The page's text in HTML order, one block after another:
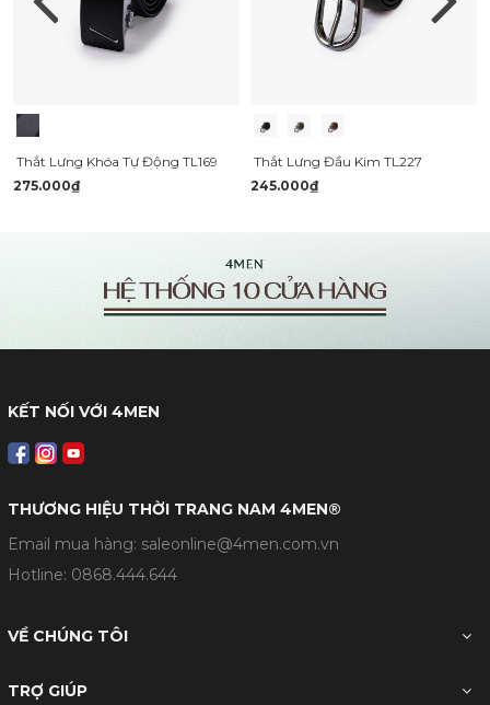
Thắt Lưng Khóa Tự Động TL169
275.000₫
Thắt Lưng Đầu Kim TL227
245.000₫
KẾT NỐI VỚI 4MEN
THƯƠNG HIỆU THỜI TRANG NAM 4MEN®
Email mua hàng: saleonline@4men.com.vn
Hotline: 0868.444.644
VỀ CHÚNG TÔI
TRỢ GIÚP